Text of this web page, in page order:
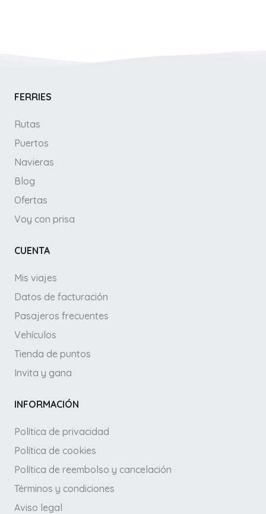
FERRIES
Rutas
Puertos
Navieras
Blog
Ofertas
Voy con prisa
CUENTA
Mis viajes
Datos de facturación
Pasajeros frecuentes
Vehículos
Tienda de puntos
Invita y gana
INFORMACIÓN
Política de privacidad
Política de cookies
Política de reembolso y cancelación
Términos y condiciones
Aviso legal